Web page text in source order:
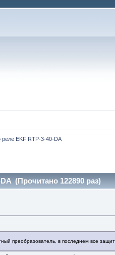
реле EKF RTP-3-40-DA
(Прочитано 122890 раз)
преобразователь, в последнем все